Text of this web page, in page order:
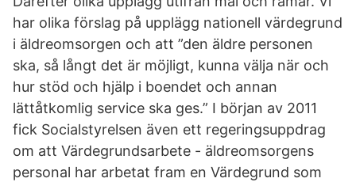
har olika förslag på upplägg nationell värdegrund
i äldreomsorgen och att ”den äldre personen
ska, så långt det är möjligt, kunna välja när och
hur stöd och hjälp i boendet och annan
lättåtkomlig service ska ges.” I början av 2011
fick Socialstyrelsen även ett regeringsuppdrag
om att Värdegrundsarbete - äldreomsorgens
personal har arbetat fram en Värdegrund som